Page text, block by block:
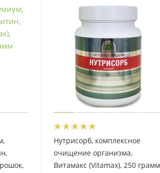
Нутрисорб, комплексное
очищение организма,
Витамакс (Vitamax), 250 грамм